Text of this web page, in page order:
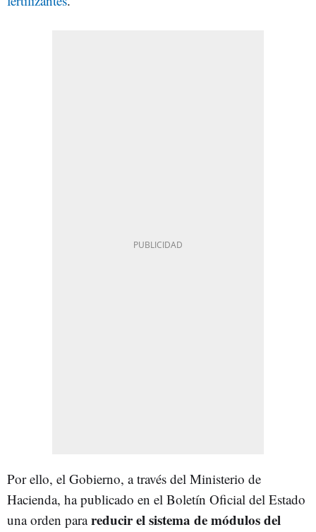
Por ello, el Gobierno, a través del Ministerio de
Hacienda, ha publicado en el Boletín Oficial del Estado
una orden parareducir el sistema de módulos del